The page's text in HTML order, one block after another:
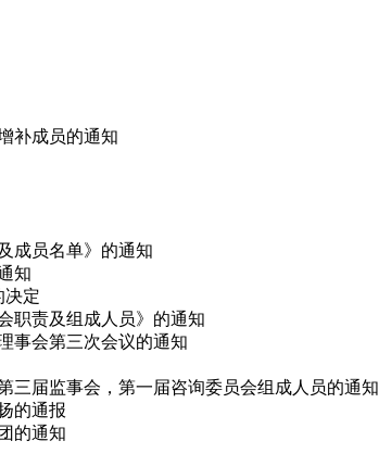
补成员的通知
成员名单》的通知
知
决定
职责及组成人员》的通知
事会第三次会议的通知
三届监事会，第一届咨询委员会组成人员的通知
的通报
的通知